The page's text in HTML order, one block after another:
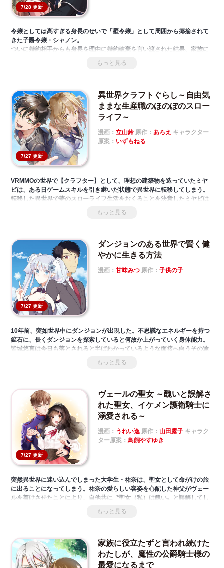
7/28 更新
令嬢としては高すぎる身長のせいで「壁令嬢」として周囲から揶揄されて
きた子爵令嬢・シャノン。
ついに婚約相手からも身長を理由に婚約破棄を言い渡された結果、家族に
これからは自身の力で生きていくと決め、いっそ王都から遠く離れようと
騎士団から事務官としてスカウトされる。
そこで待ち受けていたのは、自分より遥かに大きな騎士団の面々。
彼らにしてみればシャノンの身長など子供同然。ついには「癒やし担当」
として可愛がられるように！
辺境伯領主・エルドレッドからも熱い視線を送られ続けて、私の生活はど
うなっちゃうの!?
シャノンの真っすぐな性格が周囲を癒やす、ほっこりお仕事ラブファンタ
ジー。
もっと見る
7/27 更新
異世界クラフトぐらし～自由気
ままな生産職のほのぼのスロー
ライフ～
漫画： 立山鈴原作： あろえ キャラクター
原案： いずもねる
VRMMOの世界で【クラフター】として、理想の建築物を造っていたミヤ
ビは、ある日ゲームスキルを引き継いだ状態で異世界に転移してしまう。
転移した異世界で夢のスローライフ生活をおくることを決意したミヤビは
冒険者であるリズとともに、素材採取に奔走！規格外のクラフトスキルで
旅先でもぬくぬく快適生活──！？「小説家になろう」発スローライフファ
もっと見る
7/27 更新
ダンジョンのある世界で賢く健
やかに生きる方法
漫画： 甘味みつ原作： 子供の子
10年前、突如世界中にダンジョンが出現した。不思議なエネルギーを持つ
鉱石に、長くダンジョンを探索していると何故か上がっていく身体能力。
皆城悠真は今日も落とされると半ばわかっているような面接へ向うその途
入ることになってしまい、死を覚悟する悠真は偶然に、とんでもない＜ス
ャイチャすることだったりして大変だけど、会社を設立したりお金を稼い
だりしてダンジョン探索者として楽しく生きていきます。
もっと見る
7/27 更新
ヴェールの聖女 ～醜いと誤解さ
れた聖女、イケメン護衛騎士に
溺愛される～
漫画： うれい逸原作： 山田露子キャラク
ター原案： 鳥飼やすゆき
突然異世界に迷い込んでしまった大学生・祐奈は、聖女として命がけの旅
に出ることになってしまう。祐奈の愛らしい容姿を心配した神父がヴェー
ルを着けさせたことにより、自他共に〝聖女（私）は醜い〟と誤解してし
まう……!!誰もが冷たい態度をとる中、護衛騎士・ラング准将だけは本質
を理解し優しくしてくれるが、すっかり自信を失くした祐奈はヴェールを
もっと見る
家族に役立たずと言われ続けた
わたしが、魔性の公爵騎士様の
最愛になるまで